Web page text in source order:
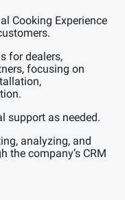
Cooking Experience
for dealers,
focusing on
support as needed.
analyzing, and
company’s CRM